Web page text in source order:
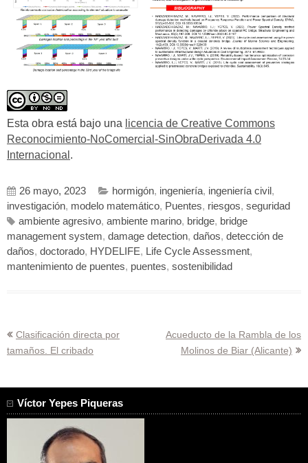
Esta obra está bajo una licencia de Creative Commons
Reconocimiento-NoComercial-SinObraDerivada 4.0
Internacional .
26 mayo, 2023 hormigón, ingeniería, ingeniería civil ,
investigación, modelo matemático, Puentes, riesgos, seguridad
ambiente agresivo, ambiente marino, bridge, bridge
management system, damage detection, daños, detección de
daños, doctorado, HYDELIFE, Life Cycle Assessment,
mantenimiento de puentes, puentes, sostenibilidad
Navegación
de
Clasificación directa por
tamaños. El cribado
Acueducto de la Rambla de los
Molinos de Biar (Alicante)
Víctor Yepes Piqueras